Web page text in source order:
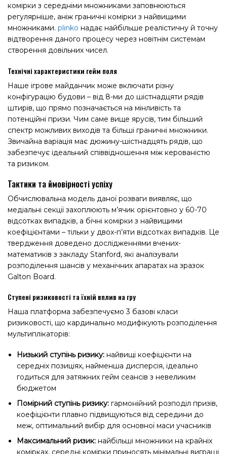
комірки з середніми множниками заповнюються
регулярніше, аніж граничні комірки з найвищими
множниками. plinko надає найбільше реалістичну й точну
відтворення даного процесу через новітнім системам
створення довільних чисел.
Технічні характеристики гейм поля
Наше ігрове майданчик може включати різну
конфігурацію будови – від 8-ми до шістнадцяти рядів
штирів, що прямо позначається на мінливість та
потенційні призи. Чим саме вище ярусів, тим більший
спектр можливих виходів та більші граничні множники.
Звичайна варіація має дюжину-шістнадцять рядів, що
забезпечує ідеальний співвідношення між керованістю
та ризиком.
Тактики та ймовірності успіху
Обчислювальна модель даної розваги виявляє, що
медіальні секції захоплюють м’ячик орієнтовно у 60-70
відсотках випадків, а бічні комірки з найвищими
коефіцієнтами – тільки у двох-п’яти відсотках випадків. Це
твердження доведено дослідженнями вчених-
математиків з закладу Stanford, які аналізували
розподілення шансів у механічних апаратах на зразок
Galton Board.
Ступені ризиковості та їхній вплив на гру
Наша платформа забезпечуємо 3 базові класи
ризиковості, що кардинально модифікують розподілення
мультиплікаторів:
Низький ступінь ризику: найвищі коефіцієнти на
середніх позиціях, найменша дисперсія, ідеально
годиться для затяжних гейм сеансів з невеликим
бюджетом
Помірний ступінь ризику: гармонійний розподіл призів,
коефіцієнти плавно підвищуються від середини до
меж, оптимальний вибір для основної маси учасників
Максимальний ризик: найбільші множники на крайніх